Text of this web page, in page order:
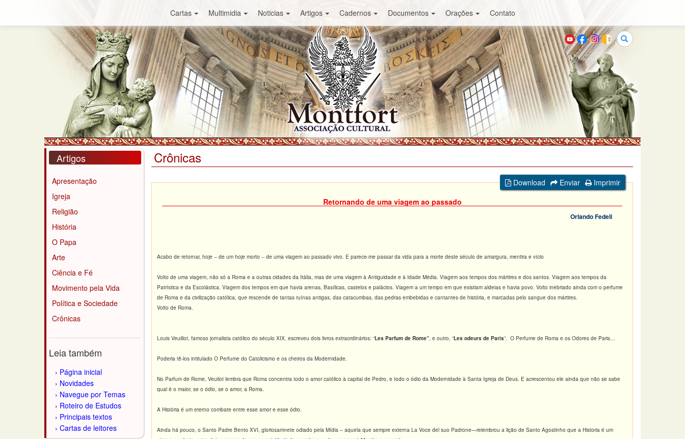
Cartas Multimidia Noticias Artigos Cadernos Documentos Orações Contato
Buscar
Artigos
Apresentação
Igreja
Religião
História
O Papa
Arte
Ciência e Fé
Movimento pela Vida
Política e Sociedade
Crônicas
Leia também
Página inicial
Novidades
Navegue por Temas
Roteiro de Estudos
Principais textos
Cartas de leitores
Crônicas
Download Enviar
Imprimir
Retornando de uma viagem ao passado
Orlando Fedeli
Acabo de retornar, hoje -- de um hoje morto -- de uma viagem ao passado vivo. E parece-me passar da vida para a morte deste século de amargura, mentira e vício
Volto de uma viagem, não só a Roma e a outras cidades da Itália, mas de uma viagem à Antiguidade e à Idade Média. Viagem aos tempos dos mártires e dos santos. Viagem aos tempos da
Patrística e da Escolástica. Viagem dos tempos em que havia arenas, Basílicas, castelos e palácios. Viagem a um tempo em que existiam aldeias e havia povo. Volto inebriado ainda com o perfume
de Roma e da civilização católica, que rescende de tantas ruínas antigas, das catacumbas, das pedras embebidas e cantantes de história, e marcadas pelo sangue dos mártires.
Volto de Roma.
Louis Veuillot, famoso jornalista católico do século XIX, escreveu dois livros extraordinários: “Les Parfum de Rome”, e outro, “Les odeurs de Paris”. O Perfume de Roma e os Odores de Paris…
Poderia tê-los intitulado O Perfume do Catolicismo e os cheiros da Modernidade.
No Parfum de Rome, Veuilot lembra que Roma concentra todo o amor católico à capital de Pedro, e todo o ódio da Modernidade à Santa Igreja de Deus. E acrescentou ele ainda que não se sabe
qual é o maior, se o ódio, se o amor, a Roma.
A História é um eterno combate entre esse amor e esse ódio.
Ainda há pouco, o Santo Padre Bento XVI, gloriosamnete odiado pela Mídia – aquela que sempre externa La Voce del suo Padrone—relembrou a lição de Santo Agostinho que a Historia é um